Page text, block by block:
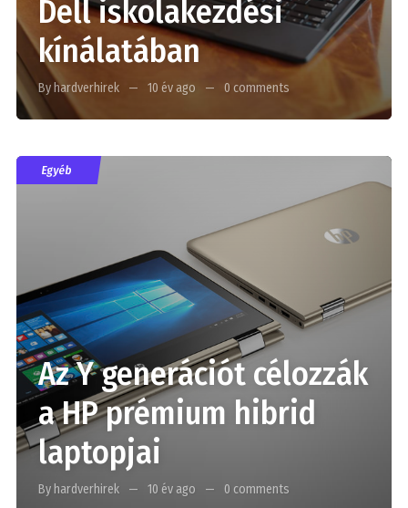
Dell iskolakezdési
kínálatában
By hardverhirek 10 év ago 0 comments
Egyéb
Az Y generációt célozzák
a HP prémium hibrid
laptopjai
By hardverhirek 10 év ago 0 comments